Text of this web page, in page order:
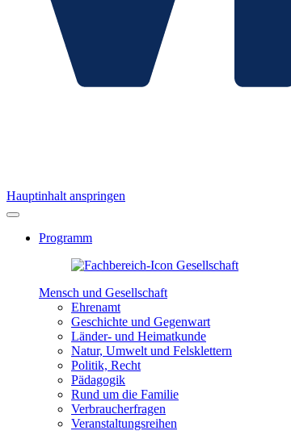
Hauptinhalt anspringen
Programm
Mensch und Gesellschaft
Ehrenamt
Geschichte und Gegenwart
Länder- und Heimatkunde
Natur, Umwelt und Felsklettern
Politik, Recht
Pädagogik
Rund um die Familie
Verbraucherfragen
Veranstaltungsreihen